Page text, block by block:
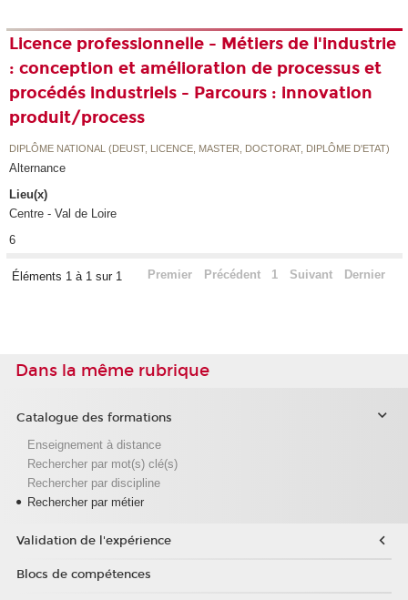
Licence professionnelle - Métiers de l'industrie
: conception et amélioration de processus et
procédés industriels - Parcours : innovation
produit/process
DIPLÔME NATIONAL (DEUST, LICENCE, MASTER, DOCTORAT, DIPLÔME D'ETAT)
Alternance
Lieu(x)
Centre - Val de Loire
6
Éléments 1 à 1 sur 1 Premier Précédent 1 Suivant Dernier
Dans la même rubrique
Catalogue des formations
Enseignement à distance
Rechercher par mot(s) clé(s)
Rechercher par discipline
Rechercher par métier
Validation de l'expérience
Blocs de compétences